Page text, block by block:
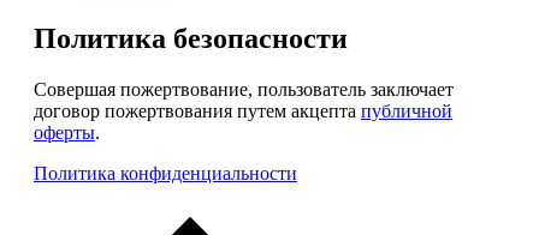
Политика безопасности
Совершая пожертвование, пользователь заключает
договор пожертвования путем акцепта публичной
оферты.
Политика конфиденциальности